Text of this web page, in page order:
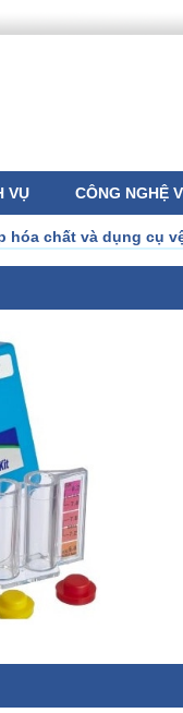
VỤ CÔNG NGHỆ
hóa chất và dụng cụ